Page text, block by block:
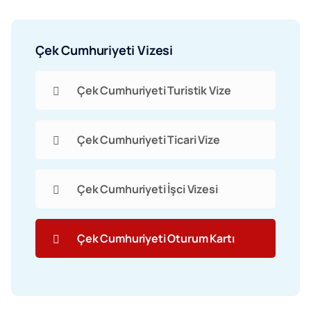
Çek Cumhuriyeti Vizesi
Çek Cumhuriyeti Turistik Vize
Çek Cumhuriyeti Ticari Vize
Çek Cumhuriyeti İşci Vizesi
Çek Cumhuriyeti Oturum Kartı